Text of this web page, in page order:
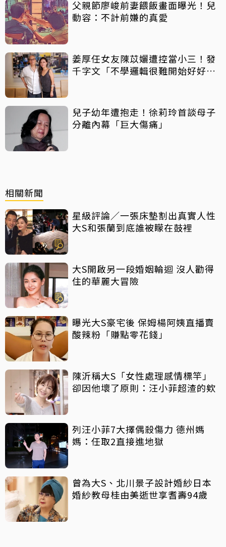
父親節廖峻前妻餵飯畫面曝光！兒
動容：不計前嫌的真愛
姜厚任女友陳苡孋遭控當小三！發
千字文「不學邏輯很難開始好好
兒子幼年遭抱走！徐莉玲首談母子
分離內幕「巨大傷痛」
相關新聞
星級評論／一張床墊割出真實人性
大S和張蘭到底誰被矇在鼓裡
大S開啟另一段婚姻輪迴 沒人勸得
住的華麗大冒險
曝光大S豪宅後 保姆楊阿姨直播賣
酸辣粉「賺點零花錢」
陳沂稱大S「女性處理感情標竿」
卻因他壞了原則：汪小菲超渣的欸
列汪小菲7大擇偶殺傷力 德州媽
媽：任取2直接進地獄
曾為大S、北川景子設計婚紗日本
婚紗教母桂由美逝世享耆壽94歲